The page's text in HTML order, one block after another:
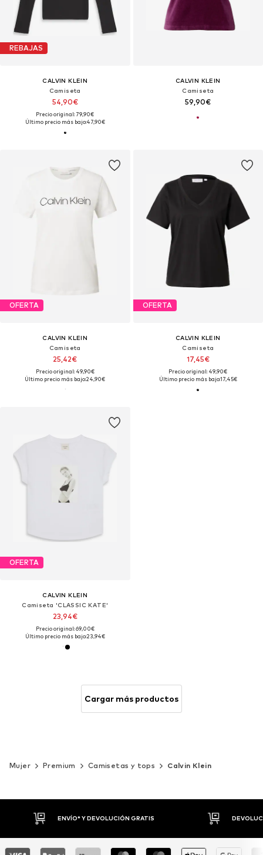
REBAJAS
CALVIN KLEIN
Camiseta
54,90€
Precio original: 79,90€
Último precio más bajo:47,90€
CALVIN KLEIN
Camiseta
59,90€
OFERTA
CALVIN KLEIN
Camiseta
25,42€
Precio original: 49,90€
Último precio más bajo:24,90€
OFERTA
CALVIN KLEIN
Camiseta
17,45€
Precio original: 49,90€
Último precio más bajo:17,45€
OFERTA
CALVIN KLEIN
Camiseta 'CLASSIC KATE'
23,94€
Precio original: 69,00€
Último precio más bajo:23,94€
Cargar más productos
Mujer Premium Camisetas y tops Calvin Klein
DEVOLUCIONES HASTA 30 DÍAS